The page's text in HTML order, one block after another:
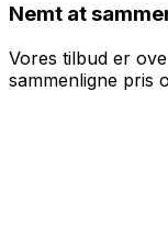
Nemt at
Vores tilbud er
sammenligne pris